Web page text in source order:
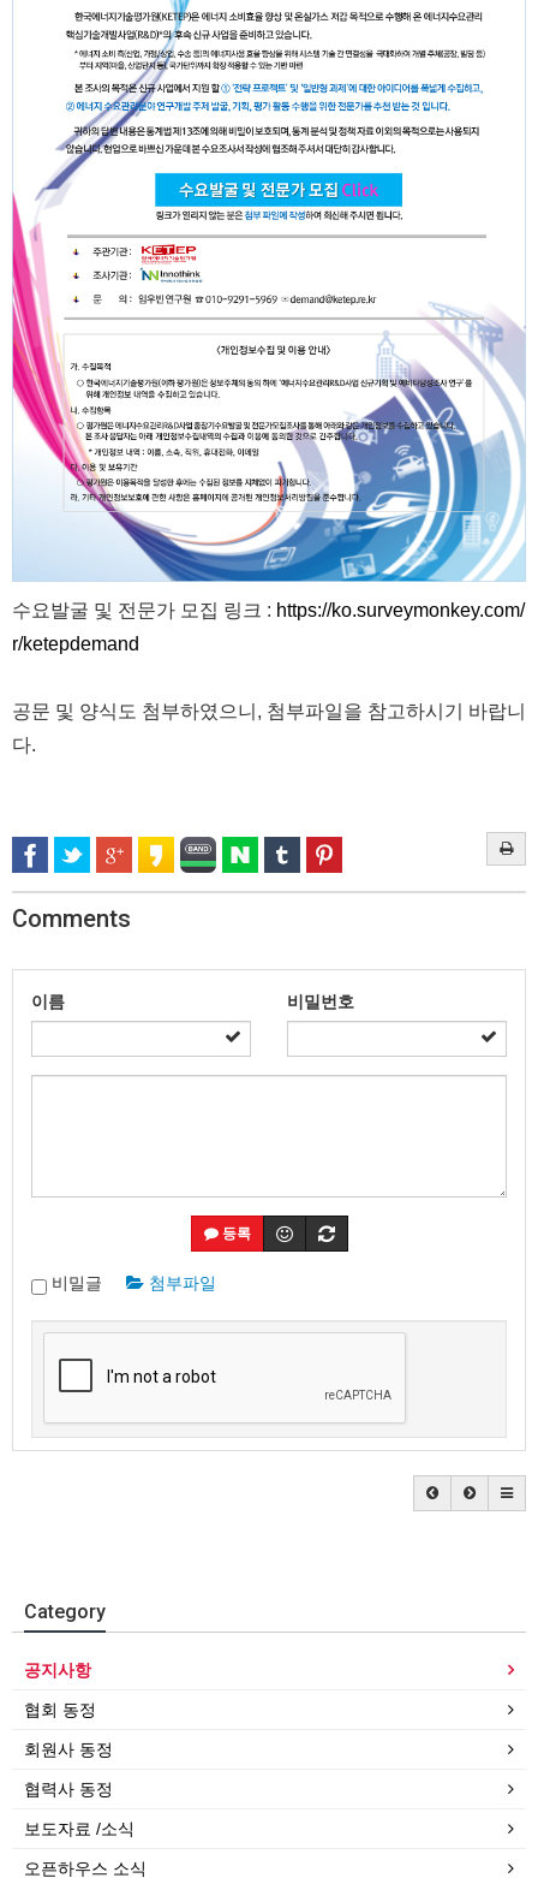
수요발굴 및 전문가 모집 링크 : https://ko.surveymonkey.com/
r/ketepdemand
공문 및 양식도 첨부하였으니, 첨부파일을 참고하시기 바랍니
다.
Comments
이름 비밀번호
등록
비밀글 첨부파일
Category
공지사항
협회 동정
회원사 동정
협력사 동정
보도자료 /소식
오픈하우스 소식